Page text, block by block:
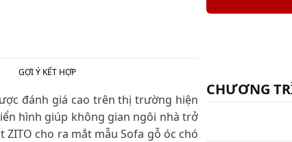
GỢI Ý KẾT HỢP
đánh giá cao trên thị trường hiện
hình giúp không gian ngôi nhà trở
cho ra mắt mẫu Sofa gỗ óc chó
CHƯƠNG